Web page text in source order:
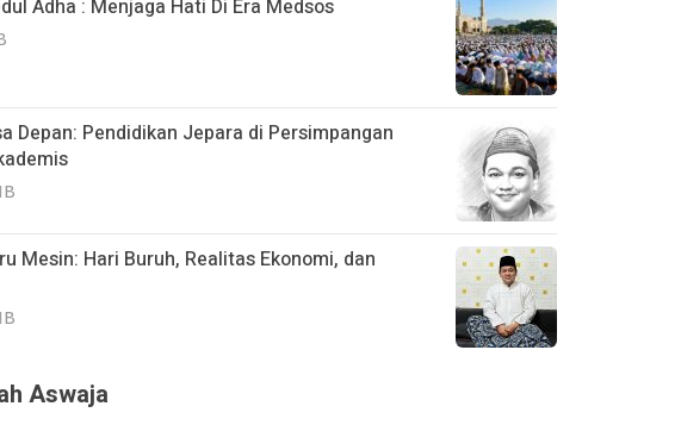
Adha : Menjaga Hati Di Era Medsos
Depan: Pendidikan Jepara di Persimpangan
Mesin: Hari Buruh, Realitas Ekonomi, dan
Aswaja